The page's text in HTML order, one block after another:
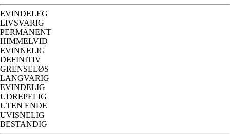
EVINDELEG
LIVSVARIG
PERMANENT
HIMMELVID
EVINNELIG
DEFINITIV
GRENSELØS
LANGVARIG
EVINDELIG
UDREPELIG
UTEN ENDE
UVISNELIG
BESTANDIG